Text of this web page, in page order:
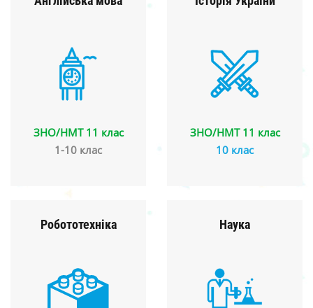
ЗНО/НМТ 11 клас
1-10 клас
ЗНО/НМТ 11 клас
10 клас
Робототехніка Наука